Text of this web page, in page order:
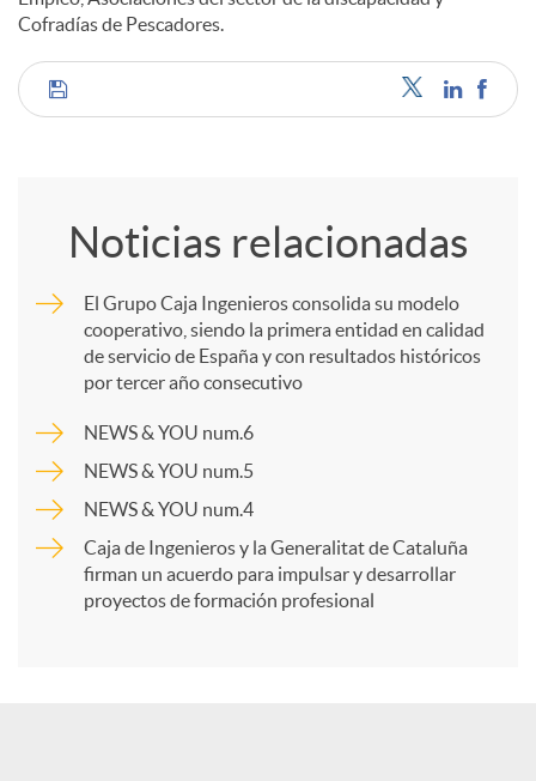
Cofradías de Pescadores.
C
a
r
Noticias relacionadas
El Grupo Caja Ingenieros consolida su modelo
cooperativo, siendo la primera entidad en calidad
de servicio de España y con resultados históricos
por tercer año consecutivo
NEWS & YOU num.6
NEWS & YOU num.5
NEWS & YOU num.4
Caja de Ingenieros y la Generalitat de Cataluña
firman un acuerdo para impulsar y desarrollar
proyectos de formación profesional